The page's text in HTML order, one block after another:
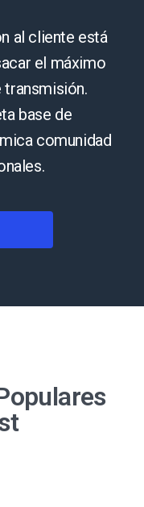
al cliente está
el máximo
transmisión.
base de
comunidad